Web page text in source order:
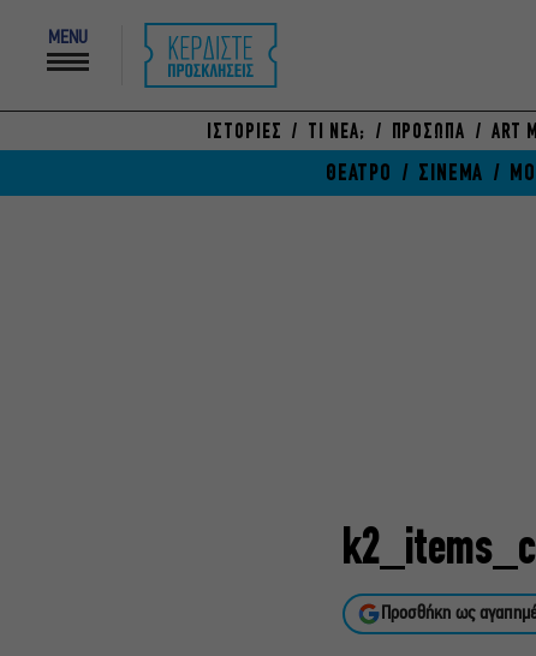
MENU
ΙΣΤΟΡΙΕΣ ΤΙ ΝΕΑ; ΠΡΟΣΩΠΑ ART
ΘΕΑΤΡΟ ΣΙΝΕΜΑ
Προσθήκη ως